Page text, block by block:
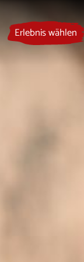
Erlebnis wählen